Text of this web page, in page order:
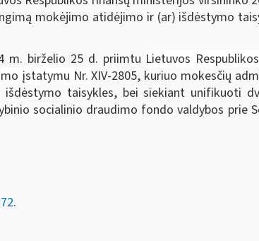
mokėjimo atidėjimo ir (ar) išdėstymo
m. birželio 25 d. priimtu Lietuvos
įstatymu Nr.XIV-2805, kuriuo mokesčių
taisykles, bei siekiant unifikuoti
socialinio draudimo fondo valdybos prie
.